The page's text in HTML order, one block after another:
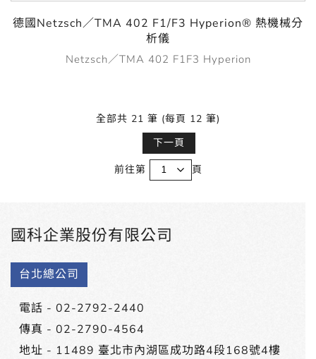
德國Netzsch／TMA 402 F1/F3 Hyperion® 熱機械分
析儀
Netzsch／TMA 402 F1F3 Hyperion
全部共 21 筆 (每頁 12 筆)
下一頁
前往第
頁
國科企業股份有限公司
台北總公司
電話 - 02-2792-2440
傳真 - 02-2790-4564
地址 - 11489 臺北市內湖區成功路4段168號4樓